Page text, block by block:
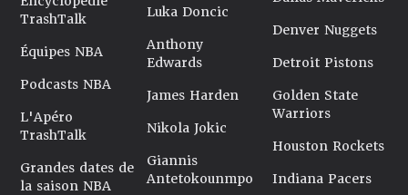
TrashTalk
Équipes NBA
Podcasts NBA
L'Apéro
TrashTalk
Grandes dates de
la saison NBA
Luka Doncic
Anthony
Edwards
James Harden
Nikola Jokic
Giannis
Antetokounmpo
Denver Nuggets
Detroit Pistons
Golden State
Warriors
Houston Rockets
Indiana Pacers